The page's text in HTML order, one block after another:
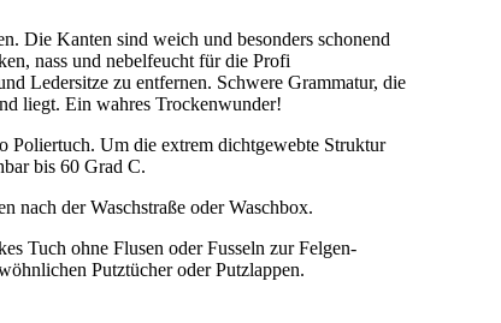
Die Kanten sind weich und besonders schonend
nass und nebelfeucht für die Profi
Ledersitze zu entfernen. Schwere Grammatur, die
liegt. Ein wahres Trockenwunder!
Poliertuch. Um die extrem dichtgewebte Struktur
bis 60 Grad C.
nach der Waschstraße oder Waschbox.
Tuch ohne Flusen oder Fusseln zur Felgen-
Putztücher oder Putzlappen.